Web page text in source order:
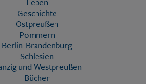
Geschichte
Ostpreußen
Pommern
Berlin-Brandenburg
Schlesien
und Westpreußen
Bücher